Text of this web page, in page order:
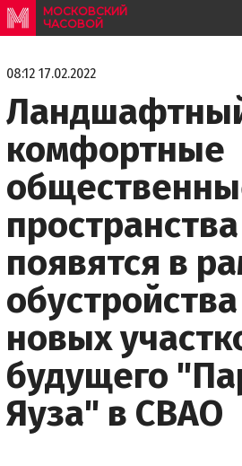
МОСКОВСКИЙ
ЧАСОВОЙ
08:12 17.02.2022
комфортные
пространства
появятся в
новых
будущего
Яуза" в СВАО